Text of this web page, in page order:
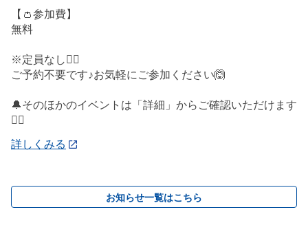
【👛参加費】
無料
※定員なし🙅‍♀️
ご予約不要です♪お気軽にご参加ください🙆
🔔そのほかのイベントは「詳細」からご確認いただけます
💁‍♀️
詳しくみる
お知らせ一覧はこちら